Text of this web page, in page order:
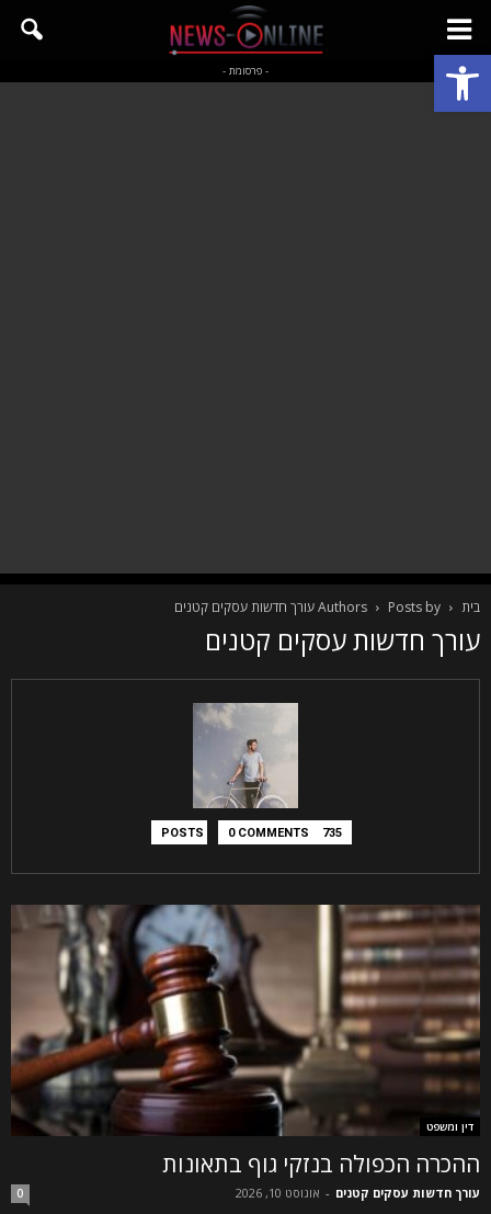
פתח סרגל נגישות - פרסומת -
בית Authors Posts by עורך חדשות עסקים קטנים
עורך חדשות עסקים קטנים
735 POSTS
0 COMMENTS
דין ומשפט
ההכרה הכפולה בנזקי גוף בתאונות
עורך חדשות עסקים קטנים - אוגוסט 10, 2026 0